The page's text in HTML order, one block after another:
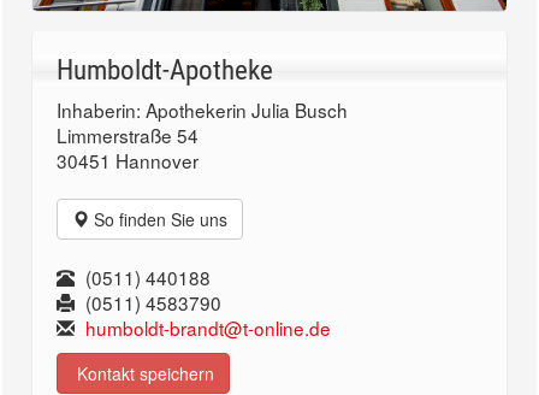
Humboldt-Apotheke
Inhaberin: Apothekerin Julia Busch
Limmerstraße 54
30451 Hannover
So finden Sie uns
(0511) 440188
(0511) 4583790
humboldt-brandt@t-online.de
Kontakt speichern